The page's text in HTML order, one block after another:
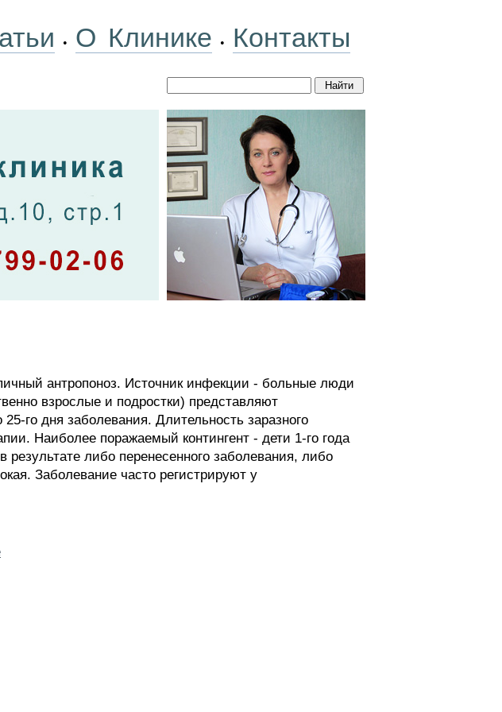
• О Клинике • Контакты
антропоноз. Источник инфекции - больные люди
взрослые и подростки) представляют
го дня заболевания. Длительность заразного
Наиболее поражаемый контингент - дети 1-го года
либо перенесенного заболевания, либо
Заболевание часто регистрируют у